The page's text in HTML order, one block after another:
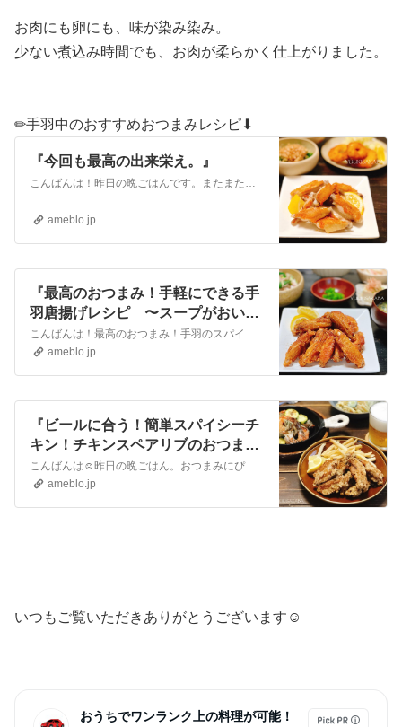
お肉にも卵にも、味が染み染み。
少ない煮込み時間でも、お肉が柔らかく仕上がりました。
✏︎手羽中のおすすめおつまみレシピ⬇︎
『今回も最高の出来栄え。』
こんばんは！昨日の晩ごはんです。またまた娘の好物を作りました。カリッカリっに仕上がった鳥手羽。最近お気に入りのフライパン、グリーンパンで焼きました。弱火で焼い…
ameblo.jp
『最高のおつまみ！手軽にできる手
羽唐揚げレシピ 〜スープがおいし
くなる、えびせん出汁！〜』
こんばんは！最高のおつまみ！手羽のスパイシー唐揚げレシピのご紹介です。手羽中で手軽に作れる唐揚げ。黒胡椒のピリッと刺激で、お酒が進みます。にんにく生姜がガツン…
ameblo.jp
『ビールに合う！簡単スパイシーチ
キン！チキンスペアリブのおつまみ
レシピ3品！！』
こんばんは☺︎昨日の晩ごはん。おつまみにぴったり、黒胡椒をきかせて大人な味付けのチキンです😋スパイシーチキン【材料(2人分)】◯鶏手羽中10〜12本(220…
ameblo.jp
いつもご覧いただきありがとうございます☺︎
おうちでワンランク上の料理が可能！